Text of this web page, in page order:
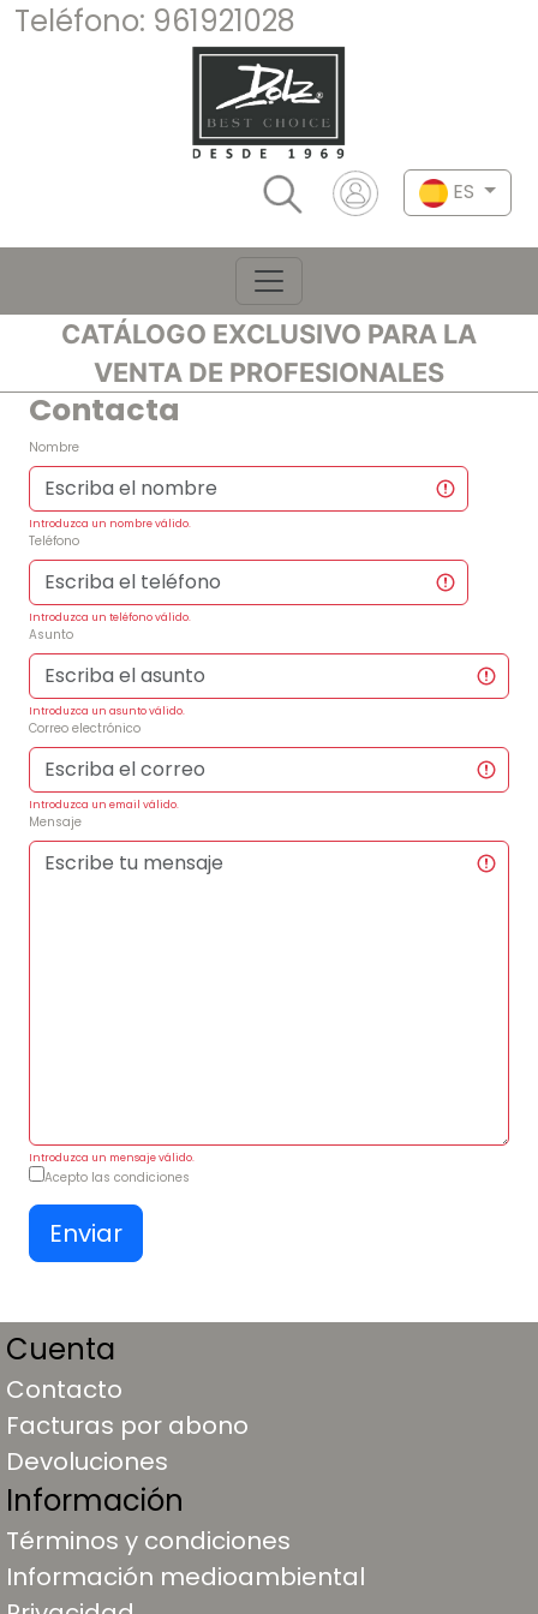
Teléfono: 961921028
ES
CATÁLOGO EXCLUSIVO PARA LA
VENTA DE PROFESIONALES
Contacta
Nombre
Introduzca un nombre válido.
Teléfono
Introduzca un teléfono válido.
Asunto
Introduzca un asunto válido.
Correo electrónico
Introduzca un email válido.
Mensaje
Introduzca un mensaje válido.
Acepto las condiciones
Cuenta
Contacto
Facturas por abono
Devoluciones
Información
Términos y condiciones
Información medioambiental